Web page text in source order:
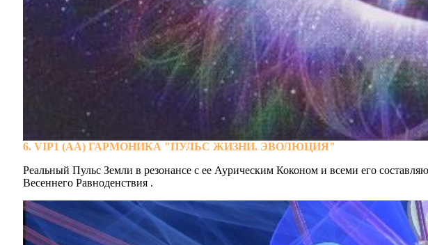
6. VIP1 (АА) ГАРМОНИКА "ПУЛЬС ЖИЗНИ. ЭВОЛЮЦИЯ"
Реальный Пульс Земли в резонансе с ее Аурическим Коконом и всеми его
Весеннего Равноденствия .